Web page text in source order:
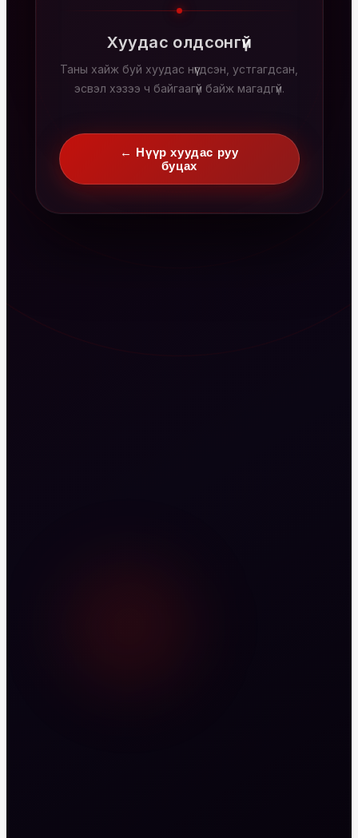
Хуудас олдсонгүй
Таны хайж буй хуудас нүүгдсэн, устгагдсан,
эсвэл хэзээ ч байгаагүй байж магадгүй.
← Нүүр хуудас руу
буцах